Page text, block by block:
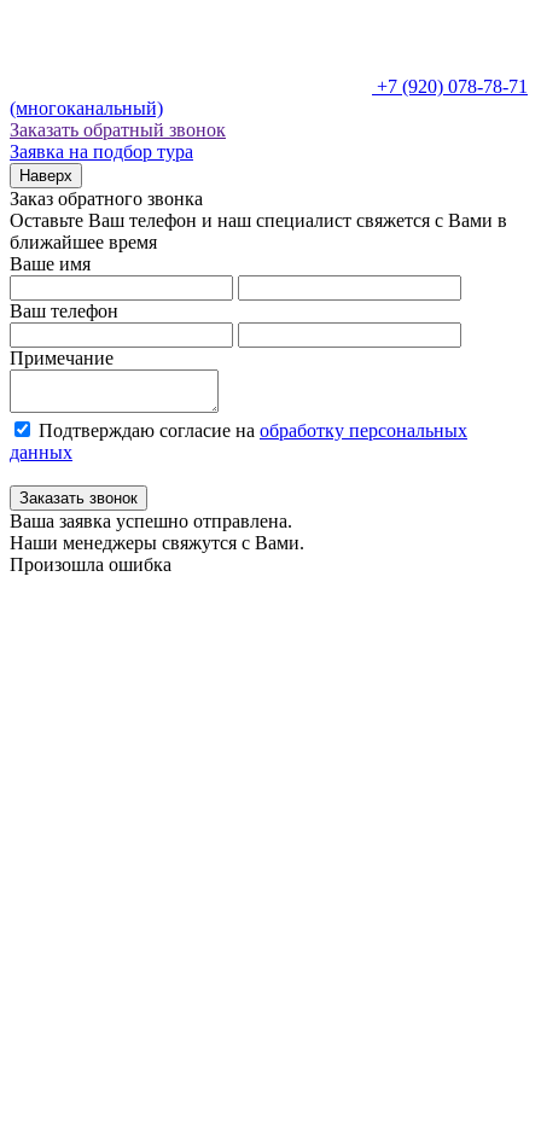
+7 (920) 078-78-71
(многоканальный)
Заказать обратный звонок
Заявка на подбор тура
Наверх
Заказ обратного звонка
Оставьте Ваш телефон и наш специалист свяжется с Вами в
ближайшее время
Ваше имя
Ваш телефон
Примечание
Подтверждаю согласие на обработку персональных
данных
Заказать звонок
Ваша заявка успешно отправлена.
Наши менеджеры свяжутся с Вами.
Произошла ошибка